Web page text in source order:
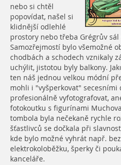
nebo si chtěl
popovídat, našel si
klidnější odlehlé
prostory nebo třeba Grégrův
Samozřejmostí bylo všemožné
chodbách a schodech vznikaly
uchýlit, jistotou byly balkony.
ten náš jednou velkou módní
mohli i "vyšperkovat" secesními
profesionálně vyfotografovat,
fotokoutku s figurínami
tombola byla nečekaně rychle
šťastlivců se dočkala při
kde bylo možné vyhrát např.
elektrokoloběžku, šperky či
kanceláře.